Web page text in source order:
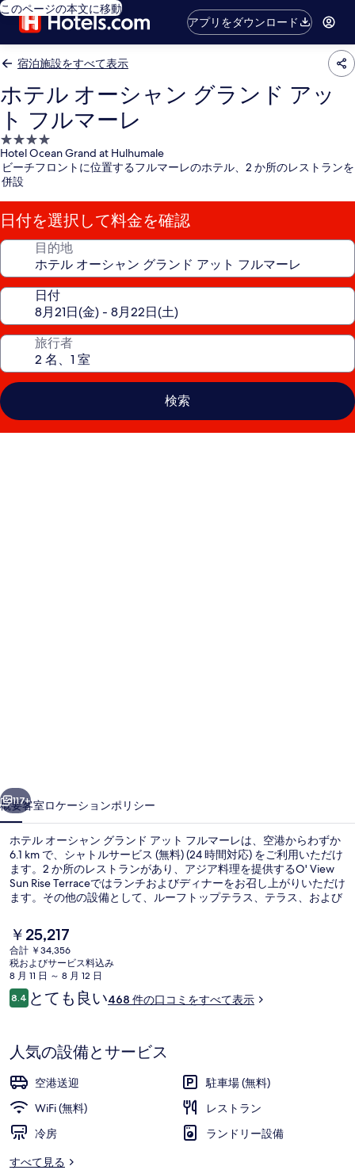
このページの本文に移動
アプリをダウンロード
宿泊施設をすべて表示
ホテル オーシャン グランド アッ
ト フルマーレ
4.0
つ
星
宿
泊
施
設
Hotel Ocean Grand at Hulhumale
ビーチフロントに位置するフルマーレのホテル、2 か所のレストランを
併設
日付を選択して料金を確認
目的地
日付
旅行者
検索
ン
グ
ラ
ン
ド
ア
ッ
ト
フ
マ
ー
レ
の
写
117+
概要客室ロケーションポリシー
ホテル オーシャン グランド アット フルマーレは、空港からわずか
6.1 km で、シャトルサービス (無料) (24 時間対応) をご利用いただけ
ます。2 か所のレストランがあり、アジア料理を提供するO' View
Sun Rise Terraceではランチおよびディナーをお召し上がりいただけ
ます。その他の設備として、ルーフトップテラス、テラス、および
現
在
の
料
金
は
す
￥25,217
合計 ￥34,356
税およびサービス料込み
8 月 11 日 ～ 8 月 12 日
口
コ
8.410段階中8.4
とても良い468 件の口コミをすべて表示
人気の設備とサービス
空港送迎
駐車場 (無料)
WiFi (無料)
レストラン
冷房
ランドリー設備
すべて見る